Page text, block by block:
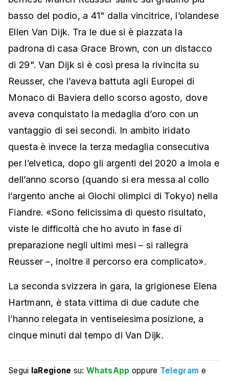
basso del podio, a 41" dalla vincitrice, l’olandese
Ellen Van Dijk. Tra le due si è piazzata la
padrona di casa Grace Brown, con un distacco
di 29". Van Dijk si è così presa la rivincita su
Reusser, che l’aveva battuta agli Europei di
Monaco di Baviera dello scorso agosto, dove
aveva conquistato la medaglia d’oro con un
vantaggio di sei secondi. In ambito iridato
questa è invece la terza medaglia consecutiva
per l’elvetica, dopo gli argenti del 2020 a Imola e
dell’anno scorso (quando si era messa al collo
l’argento anche ai Giochi olimpici di Tokyo) nella
Fiandre. «Sono felicissima di questo risultato,
viste le difficoltà che ho avuto in fase di
preparazione negli ultimi mesi – si rallegra
Reusser –, inoltre il percorso era complicato».
La seconda svizzera in gara, la grigionese Elena
Hartmann, è stata vittima di due cadute che
l’hanno relegata in ventiseiesima posizione, a
cinque minuti dal tempo di Van Dijk.
Segui laRegione su:WhatsApp oppure Telegram e